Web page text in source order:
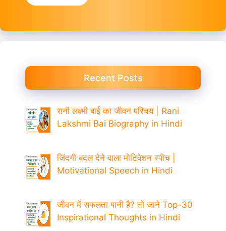
Recent Posts
रानी लक्ष्मी बाई का जीवन परिचय | Rani
Lakshmi Bai Biography in Hindi
जिंदगी बदल देने वाला मोटिवेशन स्पीच |
Motivational Speech in Hindi
जीवन में सफलता पानी है? तो जाने Top-30
Inspirational Thoughts in Hindi